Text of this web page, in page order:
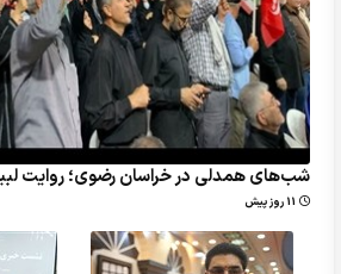
شب‌های همدلی در خراسان رضوی؛ روایت
11 روز پیش